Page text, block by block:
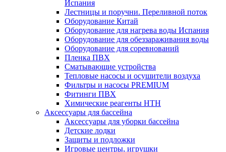
Испания
Лестницы и поручни. Переливной поток
Оборудование Китай
Оборудование для нагрева воды Испания
Оборудование для обеззараживания воды
Оборудование для соревнований
Пленка ПВХ
Сматывающие устройства
Тепловые насосы и осушители воздуха
Фильтры и насосы PREMIUM
Фитинги ПВХ
Химические реагенты HTH
Аксессуары для бассейна
Аксессуары для уборки бассейна
Детские лодки
Защиты и подложки
Игровые центры, игрушки